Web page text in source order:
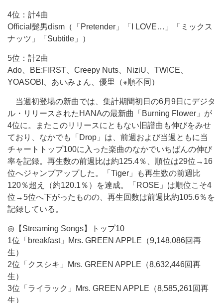
4位：計4曲
Official髭男dism（「Pretender」「I LOVE…」「ミックス
ナッツ」「Subtitle」）
5位：計2曲
Ado、BE:FIRST、Creepy Nuts、NiziU、TWICE、
YOASOBI、あいみょん、優里（※順不同）
当週初登場の新曲では、集計期間初日の6月9日にデジタ
ル・リリースされたHANAの最新曲「Burning Flower」が
4位に。またこのリリースにともない旧譜曲も伸びをみせ
ており、なかでも「Drop」は、前週および当週ともに当
チャートトップ100に入った楽曲のなかでいちばんの伸び
率を記録。再生数の前週比は約125.4％、順位は29位→16
位へジャンプアップした。「Tiger」も再生数の前週比
120％超え（約120.1％）を達成。「ROSE」は順位こそ4
位→5位へ下がったものの、再生回数は前週比約105.6％を
記録している。
◎【Streaming Songs】トップ10
1位「breakfast」Mrs. GREEN APPLE（9,148,086回再
生）
2位「クスシキ」Mrs. GREEN APPLE（8,632,446回再
生）
3位「ライラック」Mrs. GREEN APPLE（8,585,261回再
生）